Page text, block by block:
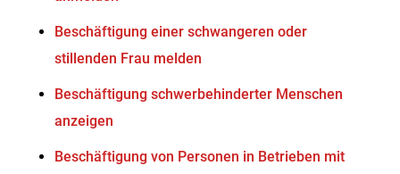
Beschäftigung einer schwangeren oder
stillenden Frau melden
Beschäftigung schwerbehinderter Menschen
anzeigen
Beschäftigung von Personen in Betrieben mit